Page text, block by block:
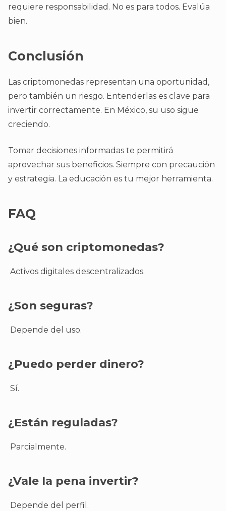
requiere responsabilidad. No es para todos. Evalúa
bien.
Conclusión
Las criptomonedas representan una oportunidad,
pero también un riesgo. Entenderlas es clave para
invertir correctamente. En México, su uso sigue
creciendo.
Tomar decisiones informadas te permitirá
aprovechar sus beneficios. Siempre con precaución
y estrategia. La educación es tu mejor herramienta.
FAQ
¿Qué son criptomonedas?
Activos digitales descentralizados.
¿Son seguras?
Depende del uso.
¿Puedo perder dinero?
Sí.
¿Están reguladas?
Parcialmente.
¿Vale la pena invertir?
Depende del perfil.